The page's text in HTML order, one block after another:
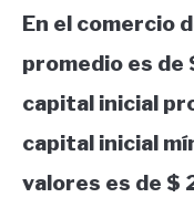
En el comercio
promedio es de
capital inicial
capital inicial
valores es de $